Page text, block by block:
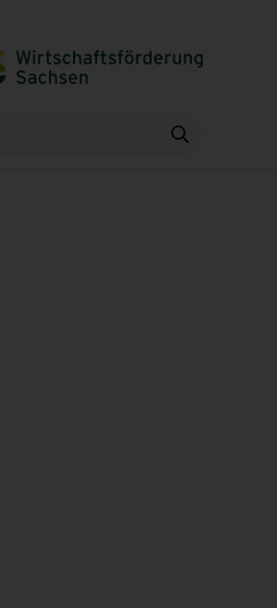
Finden